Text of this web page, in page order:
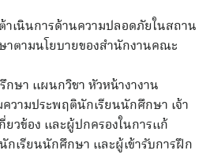
เนินการด้านความปลอดภัยในสถาน
ตามนโยบายของสำนักงานคณะ
ษา แผนกวิชา หัวหน้างางาน
วามประพฤตินักเรียนนักศึกษา เจ้า
วข้อง และผู้ปกครองในการแก้
เรียนนักศึกษา และผู้เข้ารับการฝึก